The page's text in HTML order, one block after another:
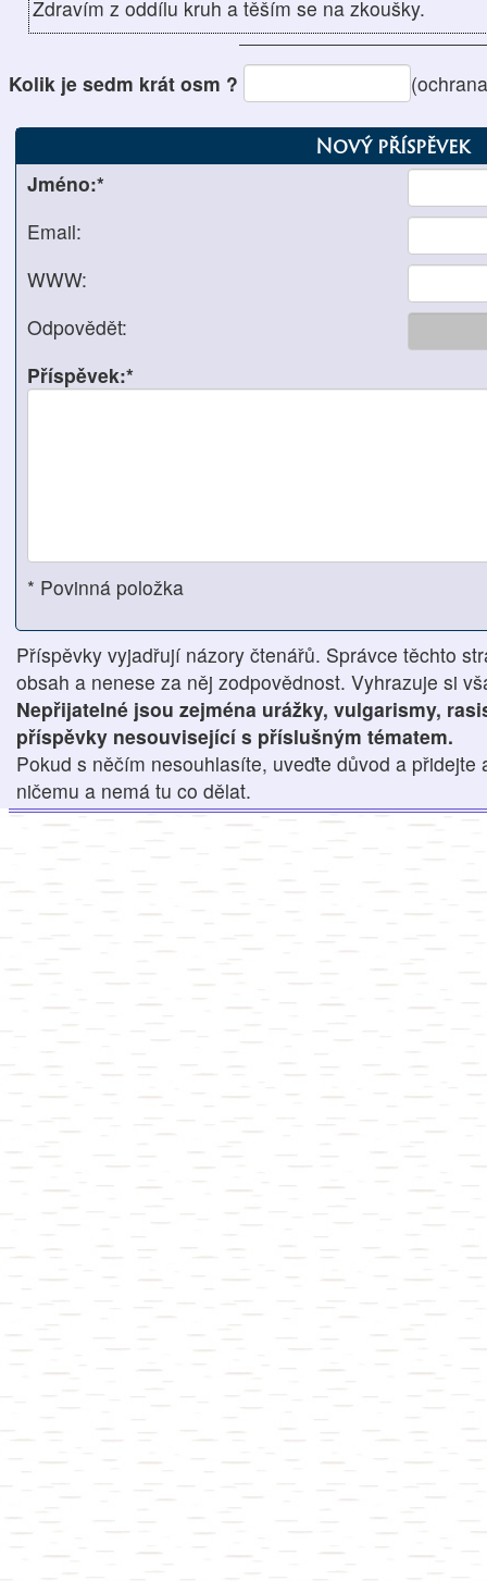
Zdravím z oddílu kruh a těším se na zkoušky.
Kolik je sedm krát osm ?
Nový příspěvek
Jméno:*
Email:
WWW:
Odpovědět:
Příspěvek:*
* Povinná položka
Příspěvky vyjadřují názory čtenářů. Správce těchto
obsah a nenese za něj zodpovědnost. Vyhrazuje si
Nepřijatelné jsou zejména urážky, vulgarismy,
příspěvky nesouvisející s příslušným tématem.
Pokud s něčím nesouhlasíte, uveďte důvod a přidejte
ničemu a nemá tu co dělat.